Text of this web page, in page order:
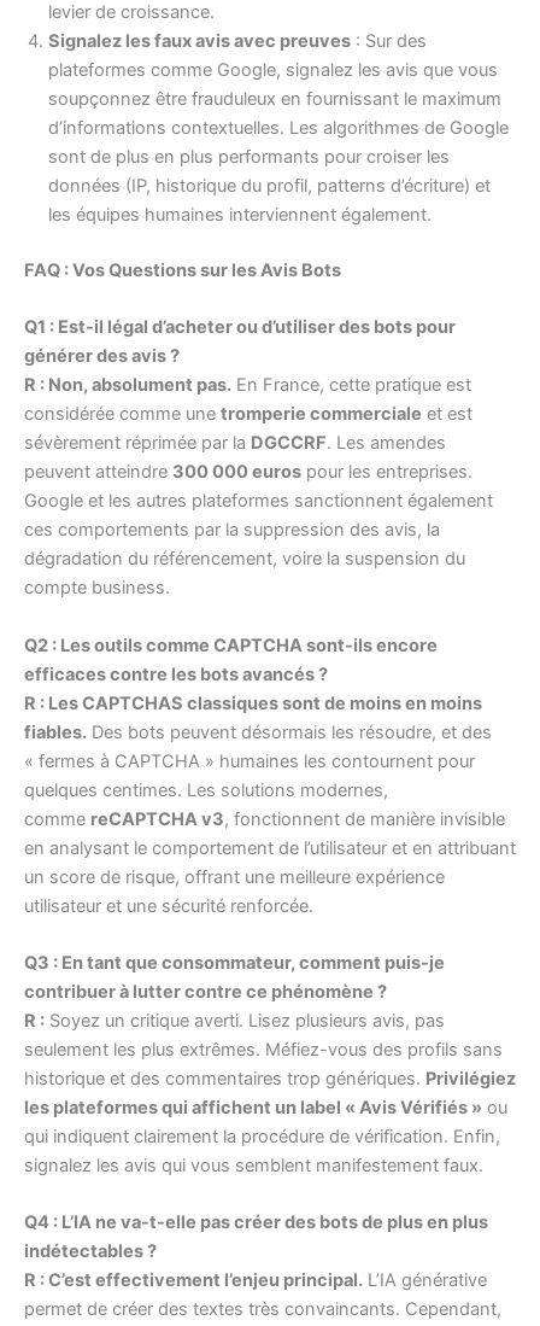
levier de croissance.
Signalez les faux avis avec preuves : Sur des
plateformes comme Google, signalez les avis que vous
soupçonnez être frauduleux en fournissant le maximum
d’informations contextuelles. Les algorithmes de Google
sont de plus en plus performants pour croiser les
données (IP, historique du profil, patterns d’écriture) et
les équipes humaines interviennent également.
FAQ : Vos Questions sur les Avis Bots
Q1 : Est-il légal d’acheter ou d’utiliser des bots pour
générer des avis ?
R : Non, absolument pas. En France, cette pratique est
considérée comme une tromperie commerciale et est
sévèrement réprimée par la DGCCRF. Les amendes
peuvent atteindre 300 000 euros pour les entreprises.
Google et les autres plateformes sanctionnent également
ces comportements par la suppression des avis, la
dégradation du référencement, voire la suspension du
compte business.
Q2 : Les outils comme CAPTCHA sont-ils encore
efficaces contre les bots avancés ?
R : Les CAPTCHAS classiques sont de moins en moins
fiables. Des bots peuvent désormais les résoudre, et des
« fermes à CAPTCHA » humaines les contournent pour
quelques centimes. Les solutions modernes,
comme reCAPTCHA v3, fonctionnent de manière invisible
en analysant le comportement de l’utilisateur et en attribuant
un score de risque, offrant une meilleure expérience
utilisateur et une sécurité renforcée.
Q3 : En tant que consommateur, comment puis-je
contribuer à lutter contre ce phénomène ?
R : Soyez un critique averti. Lisez plusieurs avis, pas
seulement les plus extrêmes. Méfiez-vous des profils sans
historique et des commentaires trop génériques. Privilégiez
les plateformes qui affichent un label « Avis Vérifiés » ou
qui indiquent clairement la procédure de vérification. Enfin,
signalez les avis qui vous semblent manifestement faux.
Q4 : L’IA ne va-t-elle pas créer des bots de plus en plus
indétectables ?
R : C’est effectivement l’enjeu principal. L’IA générative
permet de créer des textes très convaincants. Cependant,